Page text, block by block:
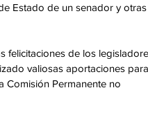
Estado de un senador y otras
felicitaciones de los
valiosas aportaciones
Comisión Permanente no